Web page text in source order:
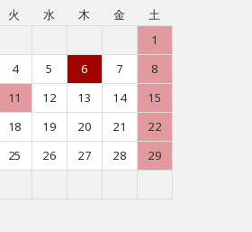
火 水 木 金
土
1
4 5 6 7
8
11 12 13 14
15
18 19 20 21
22
25 26 27 28
29